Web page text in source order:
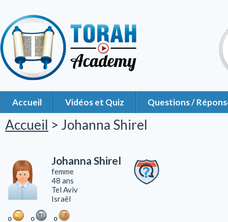
Accueil Vidéos et Quiz Questions /
Accueil > Johanna Shirel
Johanna Shirel
femme
48 ans
Tel Aviv
Israël
0 0 0